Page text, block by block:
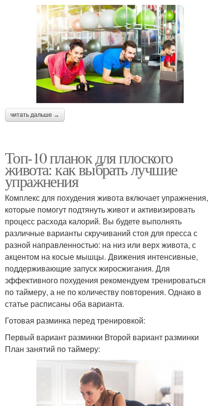
читать дальше →
Топ-10 планок для плоского
живота: как выбрать лучшие
упражнения
Комплекс для похудения живота включает упражнения,
которые помогут подтянуть живот и активизировать
процесс расхода калорий. Вы будете выполнять
различные варианты скручиваний стоя для пресса с
разной направленностью: на низ или верх живота, с
акцентом на косые мышцы. Движения интенсивные,
поддерживающие запуск жиросжигания. Для
эффективного похудения рекомендуем тренироваться
по таймеру, а не по количеству повторения. Однако в
статье расписаны оба варианта.
Готовая разминка перед тренировкой:
Первый вариант разминки Второй вариант разминки
План занятий по таймеру: